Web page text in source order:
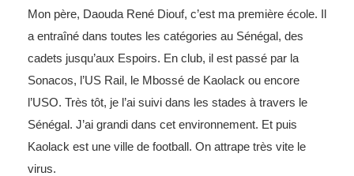
Mon père, Daouda René Diouf, c’est ma première école. Il
a entraîné dans toutes les catégories au Sénégal, des
cadets jusqu’aux Espoirs. En club, il est passé par la
Sonacos, l’US Rail, le Mbossé de Kaolack ou encore
l’USO. Très tôt, je l’ai suivi dans les stades à travers le
Sénégal. J’ai grandi dans cet environnement. Et puis
Kaolack est une ville de football. On attrape très vite le
virus.